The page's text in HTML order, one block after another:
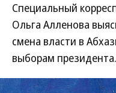
Специальный
Ольга Алленова
смена власти в
выборам президента.